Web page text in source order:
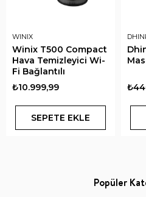
WINIX
Winix T500 Compact
Hava Temizleyici Wi-
Fi Bağlantılı
₺10.999,99
SEPETE EKLE
Popüler